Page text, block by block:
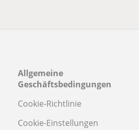
Allgemeine
Geschäftsbedingungen
Cookie-Richtlinie
Cookie-Einstellungen